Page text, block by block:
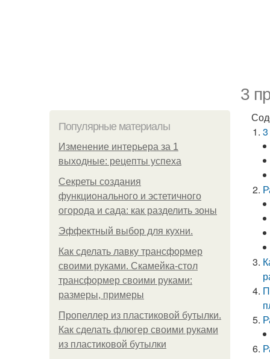
3
Популярные материалы
Изменение интерьера за 1
выходные: рецепты успеха
Секреты создания
функционального и эстетичного
огорода и сада: как разделить зоны
Эффектный выбор для кухни.
Как сделать лавку трансформер
своими руками. Скамейка-стол
трансформер своими руками:
размеры, примеры
Пропеллер из пластиковой бутылки.
Как сделать флюгер своими руками
из пластиковой бутылки